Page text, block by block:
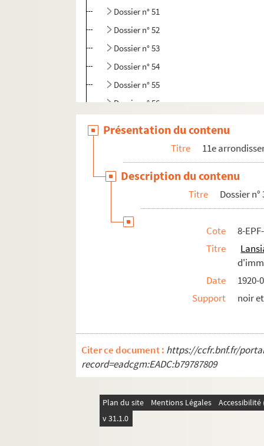
Dossier n° 51
Dossier n° 52
Dossier n° 53
Dossier n° 54
Dossier n° 55
Dossier n° 56
Dossier n° 60
13e arrondissement
20e arrondissement
Présentation du contenu
Titre 11e
Description du contenu
Titre Dossier n°
Cote
8-
Titre
Date
1920-
Support
noir
Citer ce document : https://ccfr.bnf.fr/
record=eadcgm:EADC:b79787809
Plan du site Mentions Légales
v 31.1.0